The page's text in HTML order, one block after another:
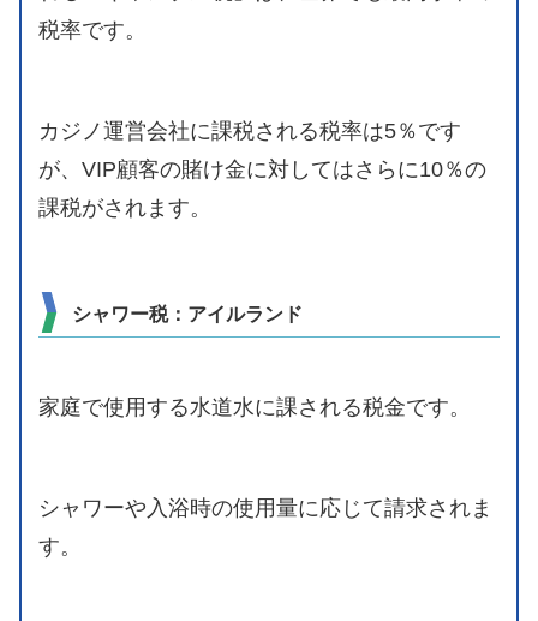
税率です。
カジノ運営会社に課税される税率は5％です
が、VIP顧客の賭け金に対してはさらに10％の
課税がされます。
シャワー税：アイルランド
家庭で使用する水道水に課される税金です。
シャワーや入浴時の使用量に応じて請求されま
す。